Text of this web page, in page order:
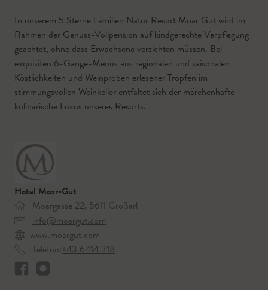
In unserem 5 Sterne Familien Natur Resort Moar Gut wird im
Rahmen der Genuss-Vollpension auf kindgerechte Verpflegung
geachtet, ohne dass Erwachsene verzichten müssen. Bei
exquisiten 6-Gänge-Menüs aus regionalen und saisonalen
Köstlichkeiten und Weinproben erlesener Tropfen im
stimmungsvollen Weinkeller entfaltet sich der märchenhafte
kulinarische Luxus unseres Resorts.
Hotel Moar-Gut
Moargasse 22, 5611 Großarl
info@moargut.com
www.moargut.com
Telefon:+43 6414 318